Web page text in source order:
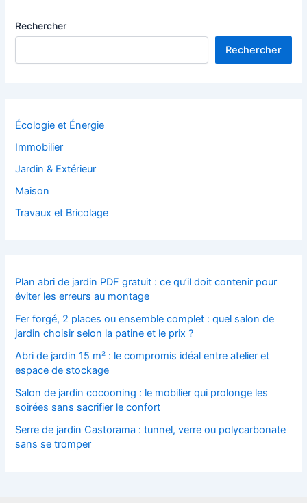
Rechercher
Rechercher
Écologie et Énergie
Immobilier
Jardin & Extérieur
Maison
Travaux et Bricolage
Plan abri de jardin PDF gratuit : ce qu’il doit contenir pour
éviter les erreurs au montage
Fer forgé, 2 places ou ensemble complet : quel salon de
jardin choisir selon la patine et le prix ?
Abri de jardin 15 m² : le compromis idéal entre atelier et
espace de stockage
Salon de jardin cocooning : le mobilier qui prolonge les
soirées sans sacrifier le confort
Serre de jardin Castorama : tunnel, verre ou polycarbonate
sans se tromper